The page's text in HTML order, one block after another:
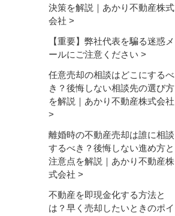
決策を解説｜あかり不動産株式
会社
【重要】弊社代表を騙る迷惑メ
ールにご注意ください
任意売却の相談はどこにするべ
き？後悔しない相談先の選び方
を解説｜あかり不動産株式会社
離婚時の不動産売却は誰に相談
するべき？後悔しない進め方と
注意点を解説｜あかり不動産株
式会社
不動産を即現金化する方法と
は？早く売却したいときのポイ